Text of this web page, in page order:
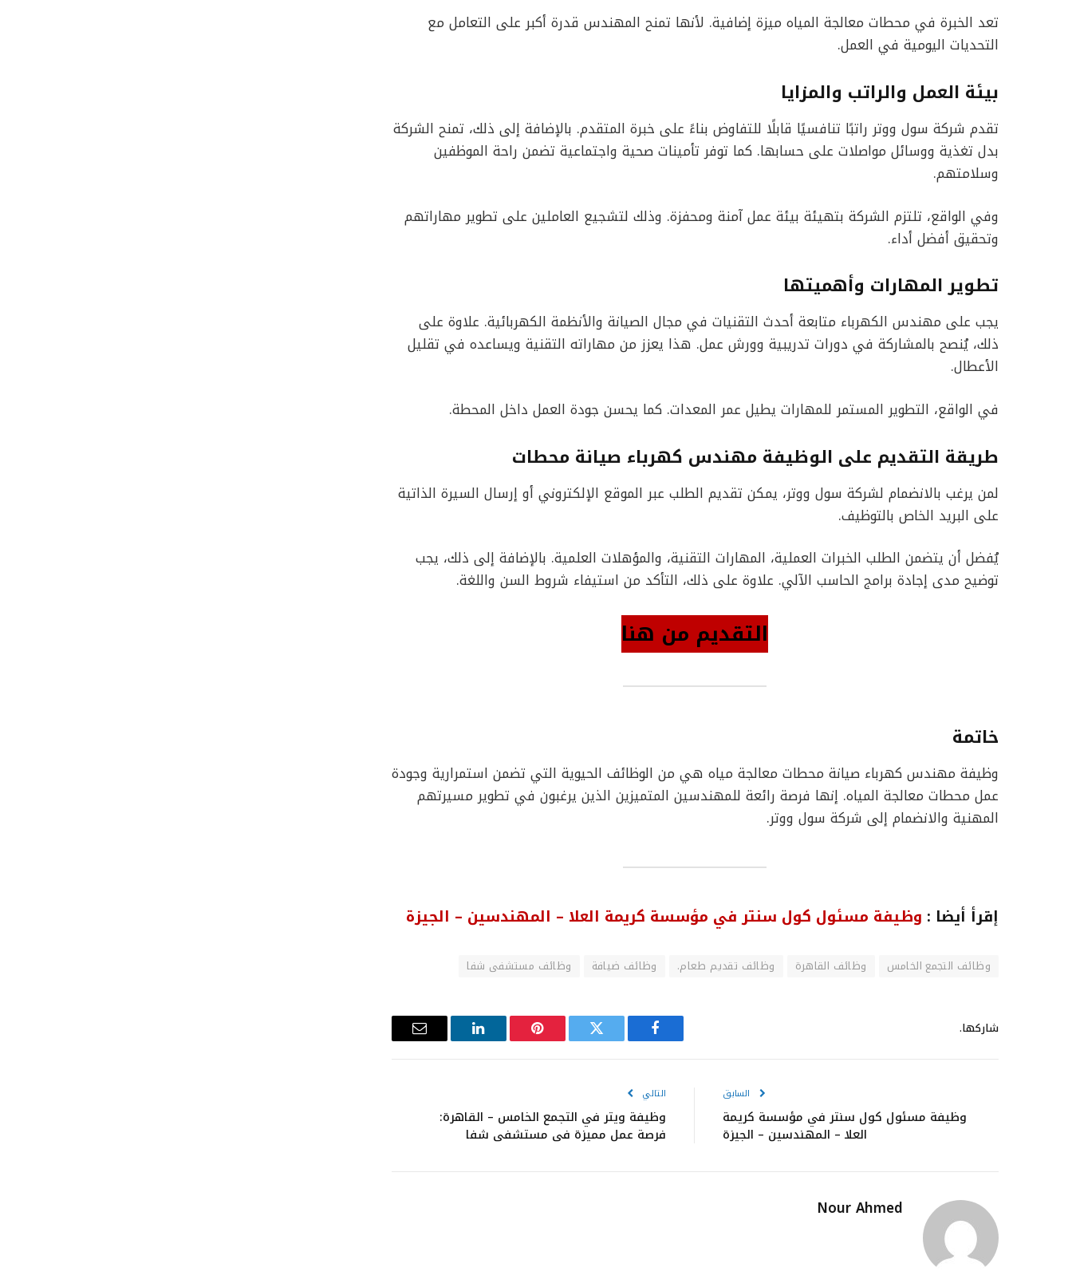
تعد الخبرة في محطات معالجة المياه ميزة إضافية. لأنها تمنح المهندس قدرة أكبر على التعامل مع
التحديات اليومية في العمل.
بيئة العمل والراتب والمزايا
تقدم شركة سول ووتر راتبًا تنافسيًا قابلًا للتفاوض بناءً على خبرة المتقدم. بالإضافة إلى ذلك، تمنح الشركة
بدل تغذية ووسائل مواصلات على حسابها. كما توفر تأمينات صحية واجتماعية تضمن راحة الموظفين
وسلامتهم.
وفي الواقع، تلتزم الشركة بتهيئة بيئة عمل آمنة ومحفزة. وذلك لتشجيع العاملين على تطوير مهاراتهم
وتحقيق أفضل أداء.
تطوير المهارات وأهميتها
يجب على مهندس الكهرباء متابعة أحدث التقنيات في مجال الصيانة والأنظمة الكهربائية. علاوة على
ذلك، يُنصح بالمشاركة في دورات تدريبية وورش عمل. هذا يعزز من مهاراته التقنية ويساعده في تقليل
الأعطال.
في الواقع، التطوير المستمر للمهارات يطيل عمر المعدات. كما يحسن جودة العمل داخل المحطة.
طريقة التقديم على الوظيفة مهندس كهرباء صيانة محطات
لمن يرغب بالانضمام لشركة سول ووتر، يمكن تقديم الطلب عبر الموقع الإلكتروني أو إرسال السيرة الذاتية
على البريد الخاص بالتوظيف.
يُفضل أن يتضمن الطلب الخبرات العملية، المهارات التقنية، والمؤهلات العلمية. بالإضافة إلى ذلك، يجب
توضيح مدى إجادة برامج الحاسب الآلي. علاوة على ذلك، التأكد من استيفاء شروط السن واللغة.
التقديم من هنا
خاتمة
وظيفة مهندس كهرباء صيانة محطات معالجة مياه هي من الوظائف الحيوية التي تضمن استمرارية وجودة
عمل محطات معالجة المياه. إنها فرصة رائعة للمهندسين المتميزين الذين يرغبون في تطوير مسيرتهم
المهنية والانضمام إلى شركة سول ووتر.
إقرأ أيضا : وظيفة مسئول كول سنتر في مؤسسة كريمة العلا – المهندسين – الجيزة
وظائف التجمع الخامس وظائف القاهرة وظائف تقديم طعام. وظائف ضيافة وظائف مستشفى شفا
شاركها.
فيسبوك تويتر بينتيريستلينكدإن
البريد
السابق
وظيفة مسئول كول سنتر في مؤسسة كريمة
العلا – المهندسين – الجيزة
التالي
وظيفة ويتر في التجمع الخامس – القاهرة:
فرصة عمل مميزة في مستشفى شفا
Nour Ahmed